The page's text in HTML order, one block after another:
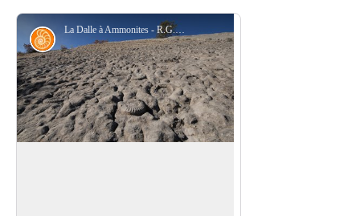
La Dalle à Ammonites - R.G.N.H.P.
Géologie